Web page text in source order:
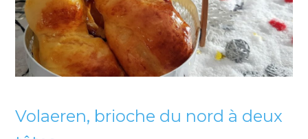
Volaeren, brioche du nord à deux